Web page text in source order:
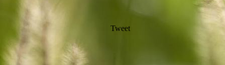
Tweet